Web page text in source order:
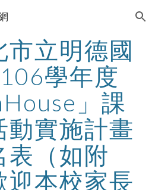
Skip to navigation
市立明德國
學年度
」課
動實施計畫
表（如附
迎本校家長